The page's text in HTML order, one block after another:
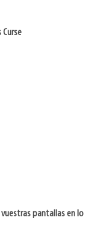
pantallas en lo